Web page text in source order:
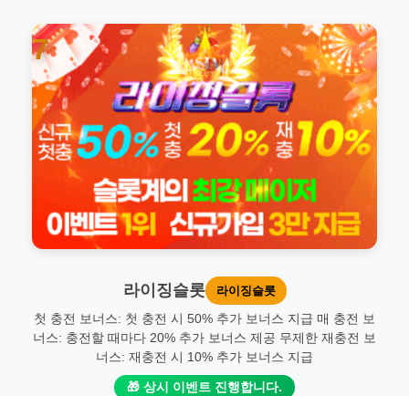
7
라이징슬롯 라이징슬롯
첫 충전 보너스: 첫 충전 시 50% 추가 보너스 지급 매 충전 보
너스: 충전할 때마다 20% 추가 보너스 제공 무제한 재충전 보
너스: 재충전 시 10% 추가 보너스 지급
🎁 상시 이벤트 진행합니다.